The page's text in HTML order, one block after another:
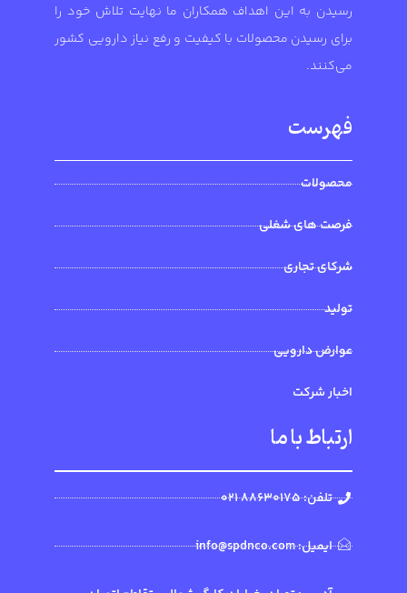
رسیدن به این اهداف همکاران ما نهایت تلاش خود را
برای رسیدن محصولات با کیفیت و رفع نیاز دارویی کشور
می‌کنند.
فهرست
محصولات
فرصت های شغلی
شرکای تجاری
تولید
عوارض دارویی
اخبار شرکت
ارتباط با ما
تلفن: 88630175 021
ایمیل: info@spdnco.com